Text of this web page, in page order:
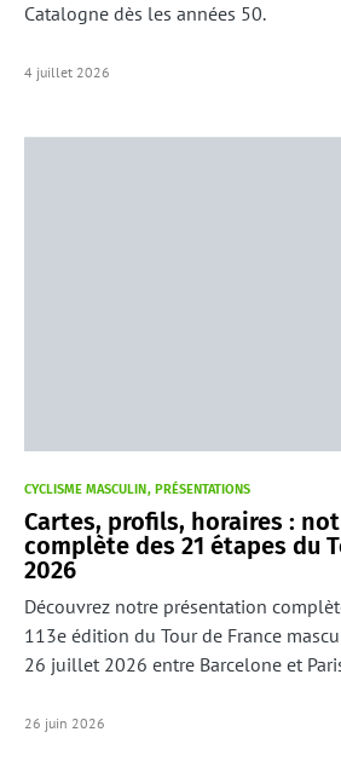
Catalogne dès les années 50.
4 juillet 2026
CYCLISME MASCULIN PRÉSENTATIONS
Cartes, profils, horaires :
complète des 21 étapes du
2026
Découvrez notre présentation
113e édition du Tour de France
26 juillet 2026 entre Barcelone et
26 juin 2026